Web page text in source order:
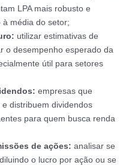
LPA mais robusto e
média do setor;
utilizar estimativas de
o desempenho esperado da
útil para setores
empresas que
distribuem dividendos
para quem busca renda
de ações: analisar se
o lucro por ação ou se